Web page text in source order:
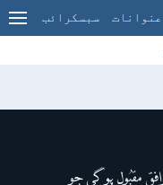
عنوانات سبسکرائب